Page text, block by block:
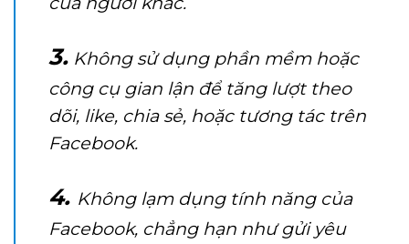
3. Không sử dụng phần mềm hoặc
công cụ gian lận để tăng lượt theo
dõi, like, chia sẻ, hoặc tương tác trên
Facebook.
4. Không lạm dụng tính năng của
Facebook, chẳng hạn như gửi yêu